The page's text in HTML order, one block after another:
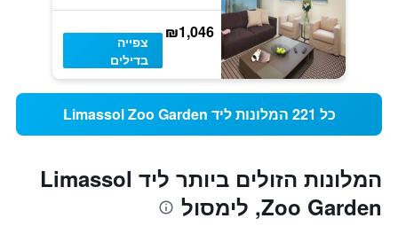
₪1,046
צפייה
בדילים
כל 221 המלונות ליד Limassol Zoo Garden
המלונות הזולים ביותר ליד Limassol
Zoo Garden, לימסול